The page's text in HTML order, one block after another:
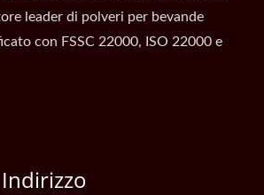
leader di polveri per bevande
con FSSC 22000, ISO 22000 e